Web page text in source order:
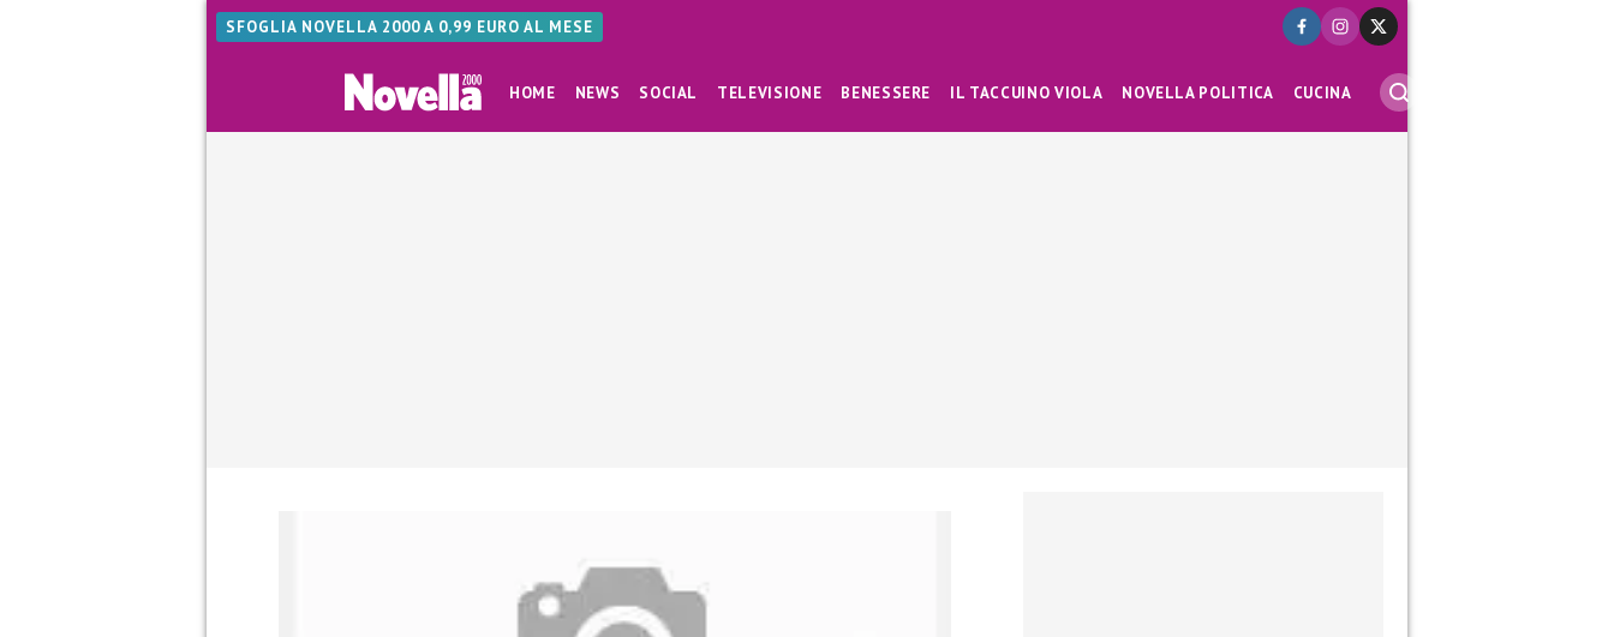
SFOGLIA NOVELLA 2000 A 0,99 EURO AL MESE
HOME NEWS SOCIAL TELEVISIONE BENESSERE IL TACCUINO VIOLA NOVELLA POLITICA CUCINA